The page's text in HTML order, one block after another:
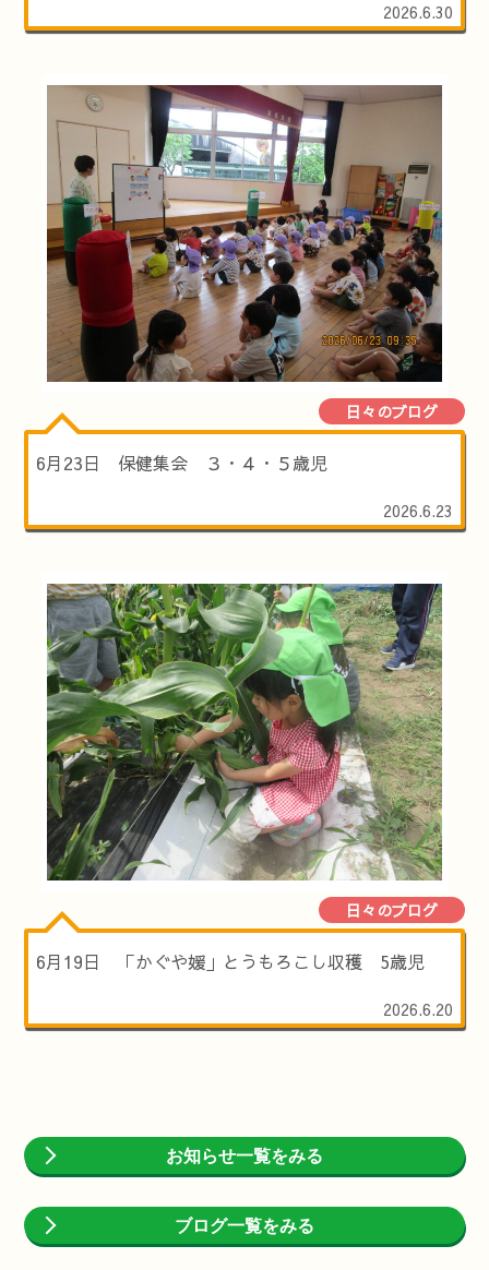
2026.6.30
日々のブログ
6月23日 保健集会 ３・４・５歳児
2026.6.23
日々のブログ
6月19日 「かぐや媛」とうもろこし収穫 5歳児
2026.6.20
お知らせ一覧をみる
ブログ一覧をみる